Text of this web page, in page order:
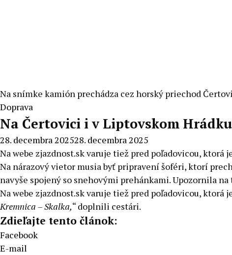
Na snímke kamión prechádza cez horský priechod
Doprava
Na Čertovici i v Liptovskom
28. decembra 202528. decembra 2025
Na webe zjazdnost.sk varuje tiež pred poľadovicou,
Na nárazový vietor musia byť pripravení šoféri, ktorí
navyše spojený so snehovými prehánkami. Upozornila na
Na webe zjazdnost.sk varuje tiež pred poľadovicou, ktorá
Kremnica – Skalka,“ doplnili cestári.
Zdieľajte tento článok:
Facebook
E-mail